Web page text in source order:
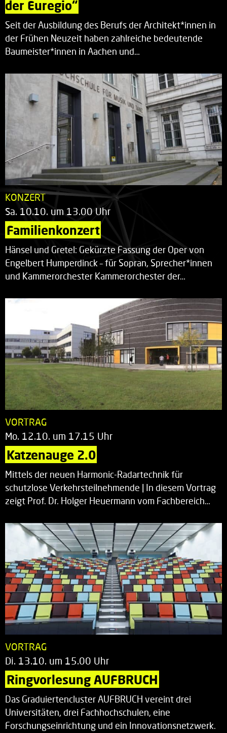
der Euregio“
Seit der Ausbildung des Berufs der Architekt*innen in
der Frühen Neuzeit haben zahlreiche bedeutende
Baumeister*innen in Aachen und…
KONZERT
Sa. 10.10. um 13.00 Uhr
Familienkonzert
Hänsel und Gretel: Gekürzte Fassung der Oper von
Engelbert Humperdinck – für Sopran, Sprecher*innen
und Kammerorchester Kammerorchester der…
VORTRAG
Mo. 12.10. um 17.15 Uhr
Katzenauge 2.0
Mittels der neuen Harmonic-Radartechnik für
schutzlose Verkehrsteilnehmende | In diesem Vortrag
zeigt Prof. Dr. Holger Heuermann vom Fachbereich…
VORTRAG
Di. 13.10. um 15.00 Uhr
Ringvorlesung AUFBRUCH
Das Graduiertencluster AUFBRUCH vereint drei
Universitäten, drei Fachhochschulen, eine
Forschungseinrichtung und ein Innovationsnetzwerk.